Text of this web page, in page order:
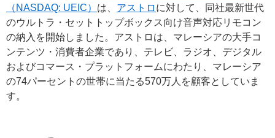
（NASDAQ: UEIC） は、 アストロ に対して、同社最新世代
のウルトラ・セットトップボックス向け音声対応リモコン
の納入を開始しました。アストロは、マレーシアの大手コ
ンテンツ・消費者企業であり、テレビ、ラジオ、デジタル
およびコマース・プラットフォームにわたり、マレーシア
の74パーセントの世帯に当たる570万人を顧客としていま
す。